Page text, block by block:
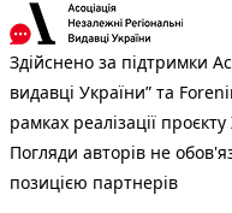
Здійснено за підтримки
видавці України” та
рамках реалізації
Погляди авторів не
позицією партнерів